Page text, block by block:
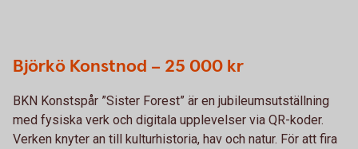
Björkö Konstnod – 25 000 kr
BKN Konstspår ”Sister Forest” är en jubileumsutställning
med fysiska verk och digitala upplevelser via QR-koder.
Verken knyter an till kulturhistoria, hav och natur. För att fira